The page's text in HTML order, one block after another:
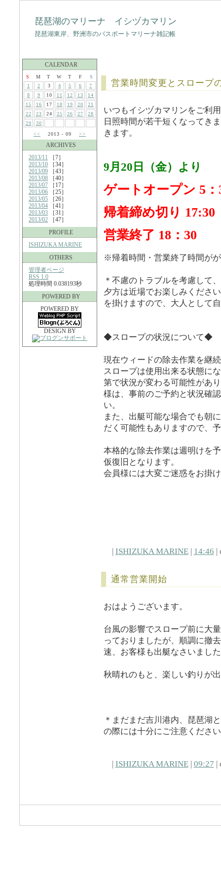
琵琶湖のマリーナ イシヅカマリン
琵琶湖東岸、野洲市のバスボートマリーナ雑記帳
CALENDAR
S M T W T F
S
1
2 3 4 5 6
7
8
9 10 11 12 13
14
15
16 17 18 19 20
21
22
23 24 25 26 27
28
29
30
<<
2013 - 09 >>
ARCHIVES
2013/11 ［7］
2013/10 ［34］
2013/09 ［43］
2013/08 ［40］
2013/07 ［17］
2013/06 ［25］
2013/05 ［26］
2013/04 ［41］
2013/03 ［31］
2013/02 ［47］
PROFILE
ISHIZUKA MARINE
OTHERS
管理者ページ
RSS 1.0
処理時間 0.038193秒
POWERED BY
POWERED BY
DESIGN BY
営業時間変更とスロープ
いつもイシヅカマリンをご利
日照時間が若干短くなってき
きます。
9月20日（金）より
ゲートオープン 5：
帰着締め切り 17:30
営業終了 18：30
※帰着時間・営業終了時間が
＊不慮のトラブルを考慮して
夕方は近場でお楽しみくださ
を掛けますので、大人として
◆スロープの状況について◆
現在ウィードの除去作業を継
スロープは使用出来る状態に
第で状況が変わる可能性があ
様は、事前のご予約と状況確
い。
また、出艇可能な場合でも朝
だく可能性もありますので、
本格的な除去作業は週明けを
仮復旧となります。
会員様には大変ご迷惑をお掛
| ISHIZUKA MARINE| 14:46 |
通常営業開始
おはようございます。
台風の影響でスロープ前に大
っておりましたが、順調に撤
速、お客様も出艇なさいまし
秋晴れのもと、楽しい釣りが
＊まだまだ吉川港内、琵琶湖
の際には十分にご注意くださ
| ISHIZUKA MARINE| 09:27 |